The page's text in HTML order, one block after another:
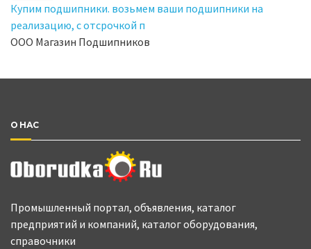
Купим подшипники. возьмем ваши подшипники на
реализацию, с отсрочкой п
ООО Магазин Подшипников
О НАС
Промышленный портал, объявления, каталог
предприятий и компаний, каталог оборудования,
справочники